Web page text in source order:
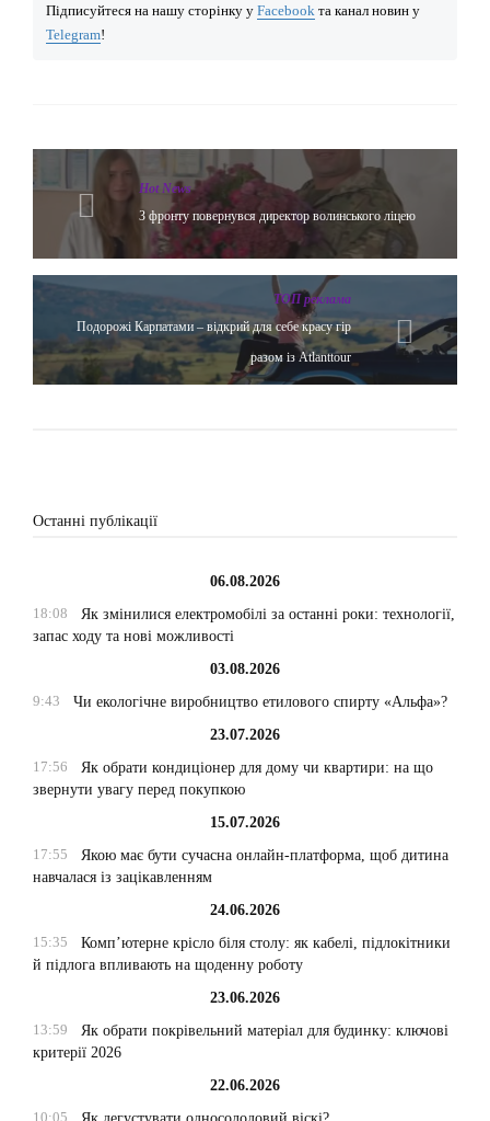
Підписуйтеся на нашу сторінку у Facebook та канал новин у
Telegram!
Hot News
З фронту повернувся директор волинського ліцею
ТОП реклама
Подорожі Карпатами – відкрий для себе красу гір
разом із Atlanttour
Останні публікації
06.08.2026
18:08
Як змінилися електромобілі за останні роки: технології,
запас ходу та нові можливості
03.08.2026
9:43
Чи екологічне виробництво етилового спирту «Альфа»?
23.07.2026
17:56
Як обрати кондиціонер для дому чи квартири: на що
звернути увагу перед покупкою
15.07.2026
17:55
Якою має бути сучасна онлайн-платформа, щоб дитина
навчалася із зацікавленням
24.06.2026
15:35
Комп’ютерне крісло біля столу: як кабелі, підлокітники
й підлога впливають на щоденну роботу
23.06.2026
13:59
Як обрати покрівельний матеріал для будинку: ключові
критерії 2026
22.06.2026
10:05